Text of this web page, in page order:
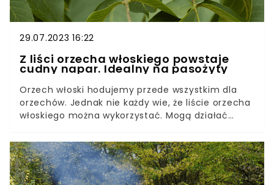
29.07.2023 16:22
Z liści orzecha włoskiego powstaje
cudny napar. Idealny na pasożyty
Orzech włoski hodujemy przede wszystkim dla
orzechów. Jednak nie każdy wie, że liście orzecha
włoskiego można wykorzystać. Mogą działać
wykorzystać liście orzecha włoskiego? Dlaczego
przy ich stosowaniu powinniśmy uważać?